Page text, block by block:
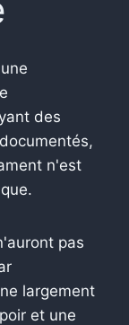
des
n'est
pas
largement
et une